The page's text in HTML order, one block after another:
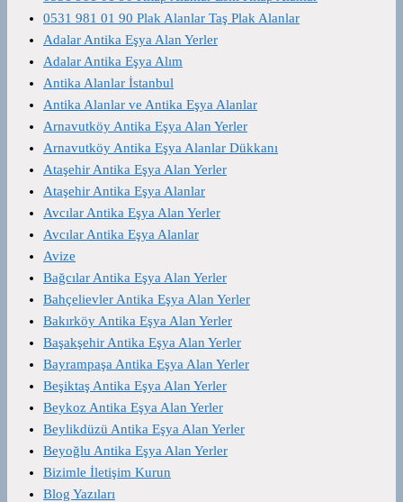
0531 981 01 90 Plak Alanlar Taş Plak Alanlar
Adalar Antika Eşya Alan Yerler
Adalar Antika Eşya Alım
Antika Alanlar İstanbul
Antika Alanlar ve Antika Eşya Alanlar
Arnavutköy Antika Eşya Alan Yerler
Arnavutköy Antika Eşya Alanlar Dükkanı
Ataşehir Antika Eşya Alan Yerler
Ataşehir Antika Eşya Alanlar
Avcılar Antika Eşya Alan Yerler
Avcılar Antika Eşya Alanlar
Avize
Bağcılar Antika Eşya Alan Yerler
Bahçelievler Antika Eşya Alan Yerler
Bakırköy Antika Eşya Alan Yerler
Başakşehir Antika Eşya Alan Yerler
Bayrampaşa Antika Eşya Alan Yerler
Beşiktaş Antika Eşya Alan Yerler
Beykoz Antika Eşya Alan Yerler
Beylikdüzü Antika Eşya Alan Yerler
Beyoğlu Antika Eşya Alan Yerler
Bizimle İletişim Kurun
Blog Yazıları